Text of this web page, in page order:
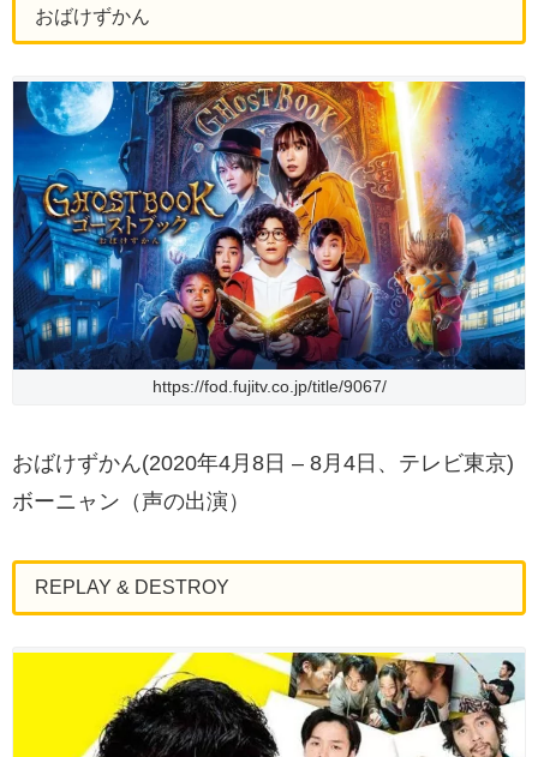
おばけずかん
https://fod.fujitv.co.jp/title/9067/
おばけずかん(2020年4月8日 – 8月4日、テレビ東京)
ボーニャン（声の出演）
REPLAY & DESTROY